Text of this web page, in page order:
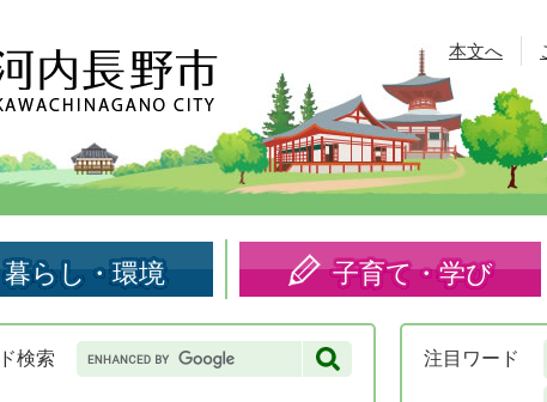
本文へ
暮らし・環境 子育て・学び
検索 Google
カ 注目 ワード